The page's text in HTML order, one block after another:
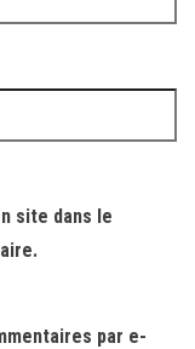
site dans le
par e-